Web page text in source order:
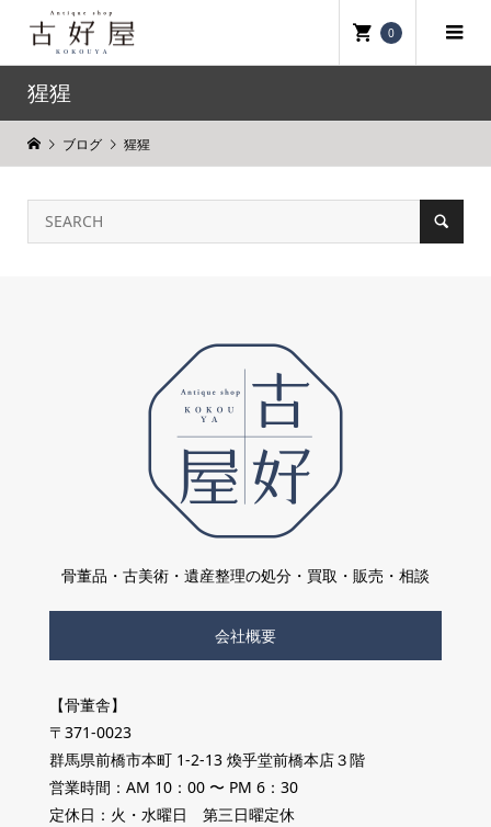
0
猩猩
ブログ 猩猩
骨董品・古美術・遺産整理の処分・買取・販売・相談
会社概要
【骨董舎】
〒371-0023
群馬県前橋市本町 1-2-13 煥乎堂前橋本店３階
営業時間：AM 10：00 〜 PM 6：30
定休日：火・水曜日 第三日曜定休